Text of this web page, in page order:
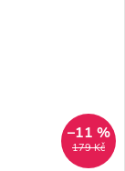
179 Kč
–11 %